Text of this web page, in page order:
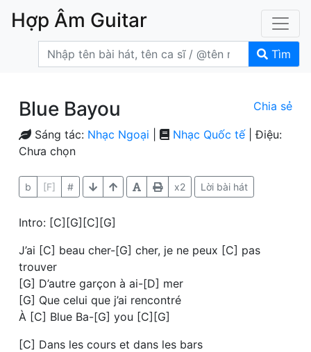
Hợp Âm Guitar
Tìm
Blue Bayou Chia sẻ
Sáng tác: Nhạc Ngoại Nhạc Quốc tế| Điệu:
Chưa chọn
b [F] # x2 Lời bài hát
Intro: [C][G][C][G]
J’ai [C] beau cher-[G] cher, je ne peux [C] pas
trouver
[G] D’autre garçon à ai-[D] mer
[G] Que celui que j’ai rencontré
À [C] Blue Ba-[G] you [C][G]
[C] Dans les cours et dans les bars